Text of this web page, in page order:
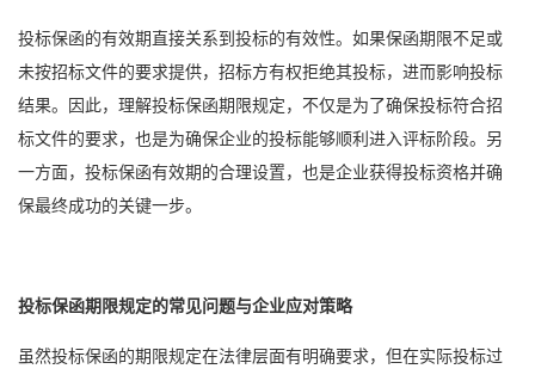
投标保函的有效期直接关系到投标的有效性。如果保函期限不足或
未按招标文件的要求提供，招标方有权拒绝其投标，进而影响投标
结果。因此，理解投标保函期限规定，不仅是为了确保投标符合招
标文件的要求，也是为确保企业的投标能够顺利进入评标阶段。另
一方面，投标保函有效期的合理设置，也是企业获得投标资格并确
保最终成功的关键一步。
投标保函期限规定的常见问题与企业应对策略
虽然投标保函的期限规定在法律层面有明确要求，但在实际投标过